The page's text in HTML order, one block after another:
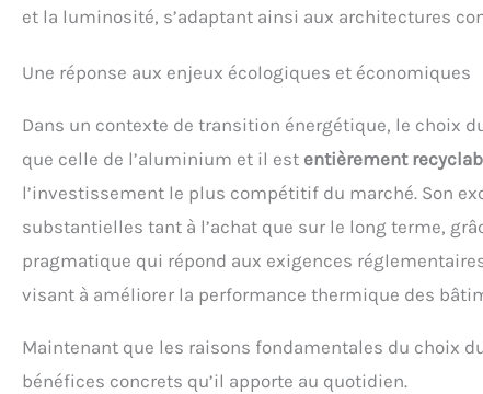
et la luminosité, s’adaptant ainsi aux architectures
Une réponse aux enjeux écologiques et économiques
Dans un contexte de transition énergétique, le choix
que celle de l’aluminium et il est entièrement
l’investissement le plus compétitif du marché. Son
substantielles tant à l’achat que sur le long terme,
pragmatique qui répond aux exigences
visant à améliorer la performance thermique des
Maintenant que les raisons fondamentales du choix
bénéfices concrets qu’il apporte au quotidien.